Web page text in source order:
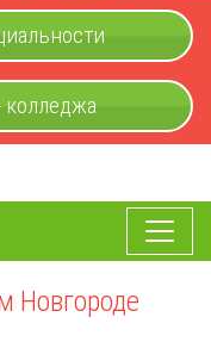
колледжа
Новгороде